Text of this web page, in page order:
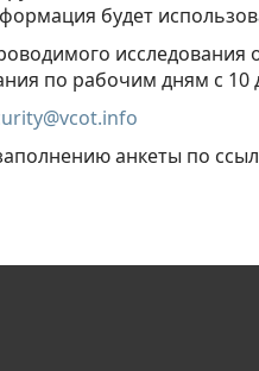
будет
исследования
по рабочим дням с
анкеты по